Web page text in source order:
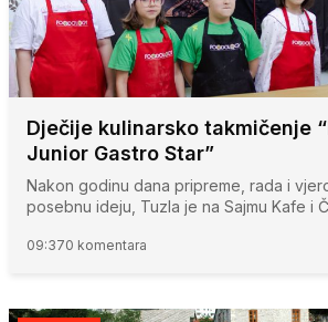
Dječije kulinarsko takmičenje
Junior Gastro Star”
Nakon godinu dana pripreme, rada i
posebnu ideju, Tuzla je na Sajmu Kafe i
09:370 komentara